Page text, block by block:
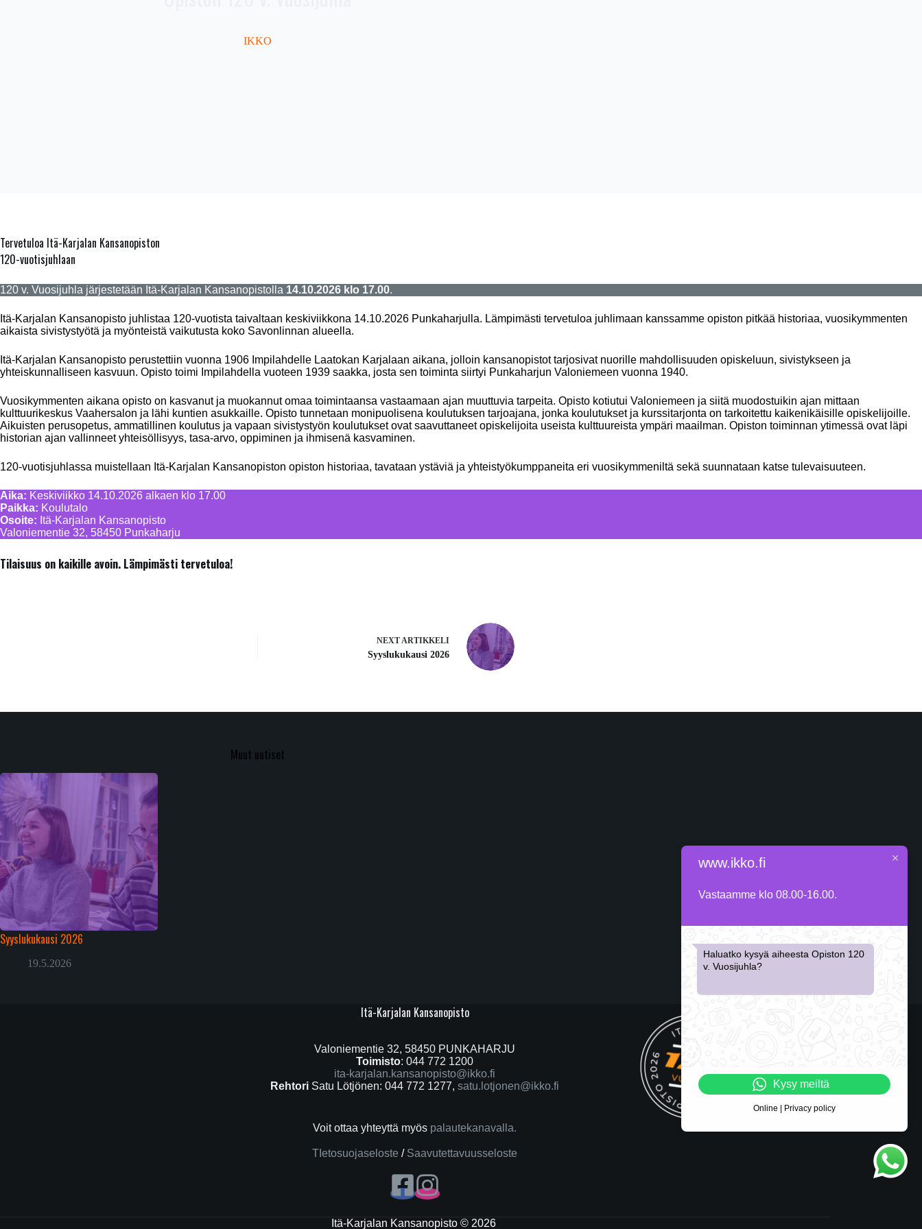
IKKO
Tervetuloa Itä-Karjalan Kansanopiston
120-vuotisjuhlaan
120 v. Vuosijuhla järjestetään Itä-Karjalan Kansanopistolla 14.10.2026 klo 17.00.
Itä-Karjalan Kansanopisto juhlistaa 120-vuotista taivaltaan keskiviikkona 14.10.2026 Punkaharjulla. Lämpimästi tervetuloa juhlimaan kanssamme opiston pitkää historiaa, vuosikymmenten
aikaista sivistystyötä ja myönteistä vaikutusta koko Savonlinnan alueella.
Itä-Karjalan Kansanopisto perustettiin vuonna 1906 Impilahdelle Laatokan Karjalaan aikana, jolloin kansanopistot tarjosivat nuorille mahdollisuuden opiskeluun, sivistykseen ja
yhteiskunnalliseen kasvuun. Opisto toimi Impilahdella vuoteen 1939 saakka, josta sen toiminta siirtyi Punkaharjun Valoniemeen vuonna 1940.
Vuosikymmenten aikana opisto on kasvanut ja muokannut omaa toimintaansa vastaamaan ajan muuttuvia tarpeita. Opisto kotiutui Valoniemeen ja siitä muodostuikin ajan mittaan
kulttuurikeskus Vaahersalon ja lähi kuntien asukkaille. Opisto tunnetaan monipuolisena koulutuksen tarjoajana, jonka koulutukset ja kurssitarjonta on tarkoitettu kaikenikäisille opiskelijoille.
Aikuisten perusopetus, ammatillinen koulutus ja vapaan sivistystyön koulutukset ovat saavuttaneet opiskelijoita useista kulttuureista ympäri maailman. Opiston toiminnan ytimessä ovat läpi
historian ajan vallinneet yhteisöllisyys, tasa-arvo, oppiminen ja ihmisenä kasvaminen.
120-vuotisjuhlassa muistellaan Itä-Karjalan Kansanopiston opiston historiaa, tavataan ystäviä ja yhteistyökumppaneita eri vuosikymmeniltä sekä suunnataan katse tulevaisuuteen.
Aika: Keskiviikko 14.10.2026 alkaen klo 17.00
Paikka: Koulutalo
Osoite: Itä-Karjalan Kansanopisto
Valoniementie 32, 58450 Punkaharju
Tilaisuus on kaikille avoin. Lämpimästi tervetuloa!
NEXT ARTIKKELI
Syyslukukausi 2026
Muut uutiset
Syyslukukausi 2026
19.5.2026
Itä-Karjalan Kansanopisto
Valoniementie 32, 58450 PUNKAHARJU
Toimisto: 044 772 1200
ita-karjalan.kansanopisto@ikko.fi
Rehtori Satu Lötjönen: 044 772 1277,satu.lotjonen@ikko.fi
Voit ottaa yhteyttä myös palautekanavalla.
TIetosuojaseloste / Saavutettavuusseloste
Itä-Karjalan Kansanopisto © 2026
www.ikko.fi
Vastaamme klo 08.00-16.00.
Haluatko kysyä aiheesta Opiston 120
v. Vuosijuhla?
Kysy meiltä
Online | Privacy policy